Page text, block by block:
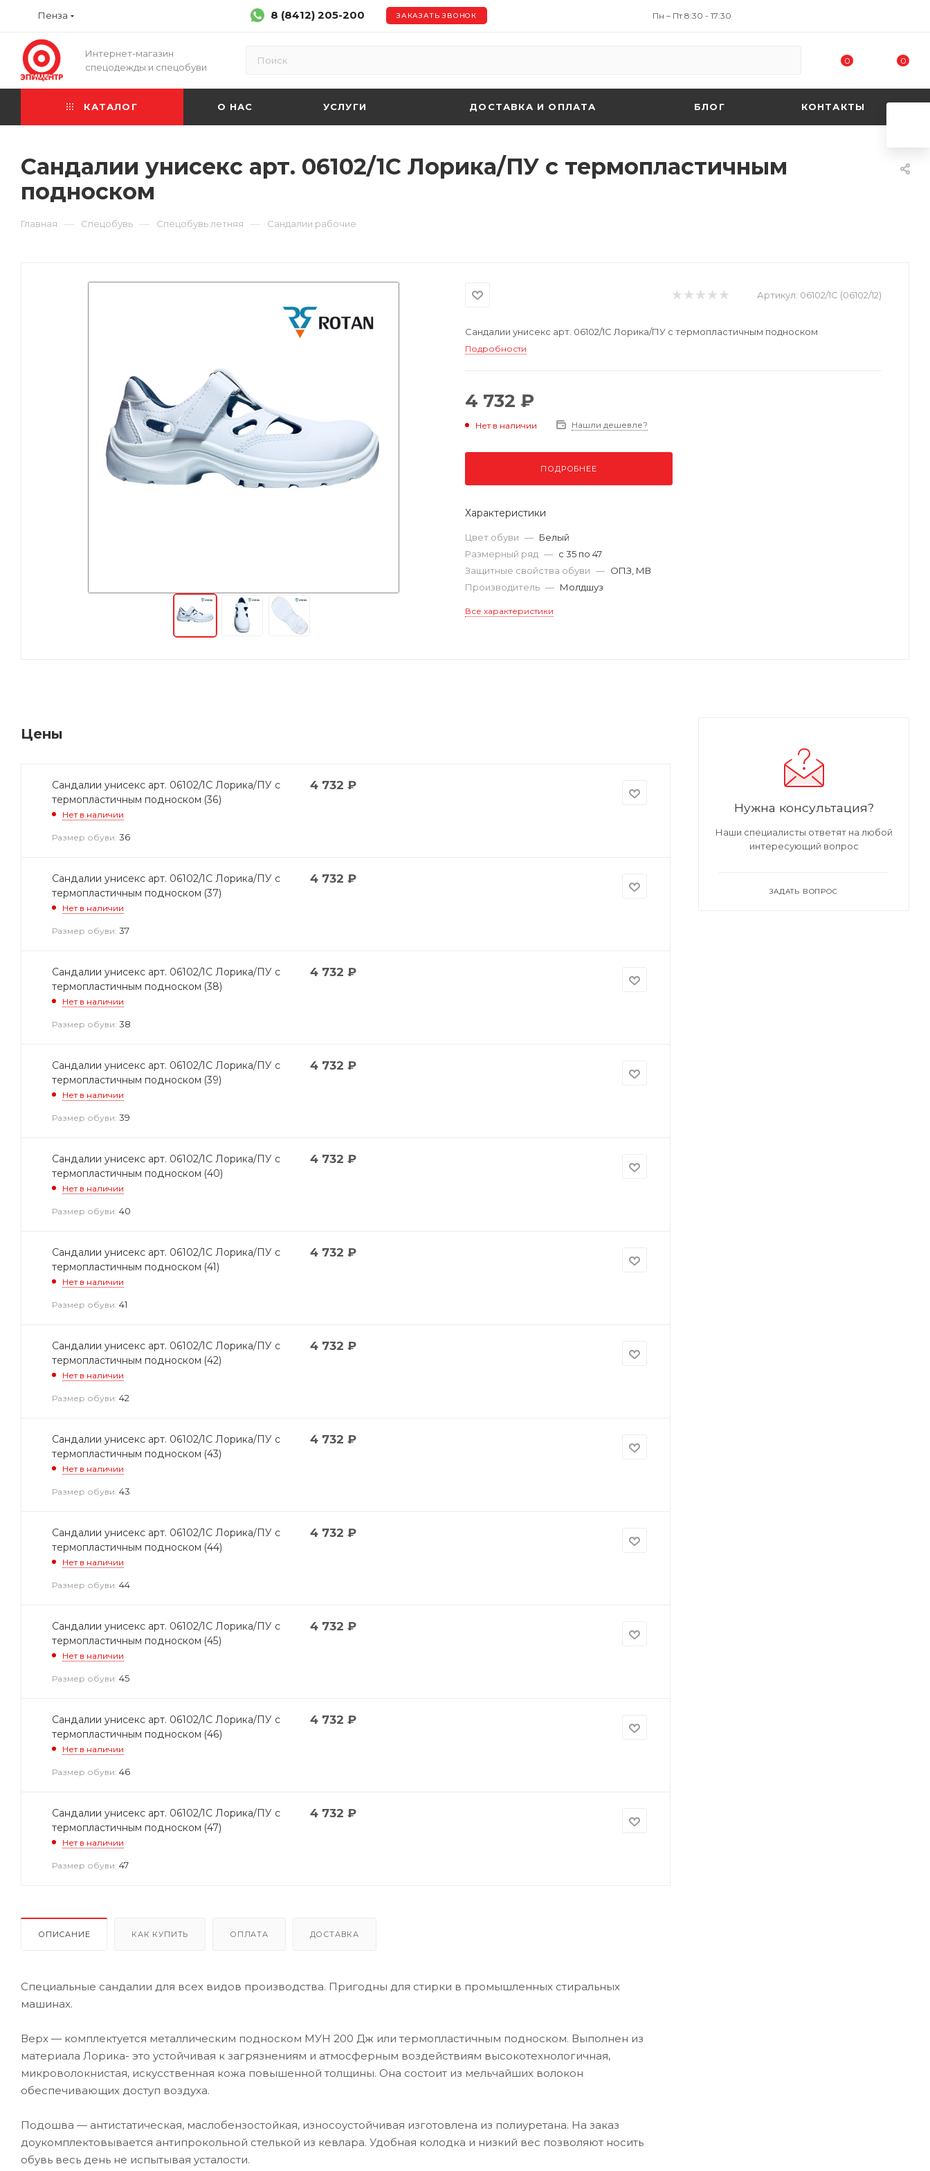
Пенза 8 (8412) 205-200 ЗАКАЗАТЬ ЗВОНОК Пн – Пт 8:30 - 17:30
Интернет-магазин
спецодежды и спецобуви
0 0
КАТАЛОГ О НАС УСЛУГИ ДОСТАВКА И ОПЛАТА БЛОГ КОНТАКТЫ
Сандалии унисекс арт. 06102/1С Лорика/ПУ с термопластичным
подноском
Главная — Спецобувь — Спецобувь летняя — Сандалии рабочие
Артикул: 06102/1С (06102/12)
Сандалии унисекс арт. 06102/1С Лорика/ПУ с термопластичным подноском
Подробности
4 732 ₽
Нет в наличии Нашли дешевле?
ПОДРОБНЕЕ
Характеристики
Цвет обуви — Белый
Размерный ряд — с 35 по 47
Защитные свойства обуви — ОПЗ, МВ
Производитель — Молдшуз
Все характеристики
Цены
Сандалии унисекс арт. 06102/1С Лорика/ПУ с
термопластичным подноском (36)
Нет в наличии
Размер обуви: 36
4 732 ₽
Сандалии унисекс арт. 06102/1С Лорика/ПУ с
термопластичным подноском (37)
Нет в наличии
Размер обуви: 37
4 732 ₽
Сандалии унисекс арт. 06102/1С Лорика/ПУ с
термопластичным подноском (38)
Нет в наличии
Размер обуви: 38
4 732 ₽
Сандалии унисекс арт. 06102/1С Лорика/ПУ с
термопластичным подноском (39)
Нет в наличии
Размер обуви: 39
4 732 ₽
Сандалии унисекс арт. 06102/1С Лорика/ПУ с
термопластичным подноском (40)
Нет в наличии
Размер обуви: 40
4 732 ₽
Сандалии унисекс арт. 06102/1С Лорика/ПУ с
термопластичным подноском (41)
Нет в наличии
Размер обуви: 41
4 732 ₽
Сандалии унисекс арт. 06102/1С Лорика/ПУ с
термопластичным подноском (42)
Нет в наличии
Размер обуви: 42
4 732 ₽
Сандалии унисекс арт. 06102/1С Лорика/ПУ с
термопластичным подноском (43)
Нет в наличии
Размер обуви: 43
4 732 ₽
Сандалии унисекс арт. 06102/1С Лорика/ПУ с
термопластичным подноском (44)
Нет в наличии
Размер обуви: 44
4 732 ₽
Сандалии унисекс арт. 06102/1С Лорика/ПУ с
термопластичным подноском (45)
Нет в наличии
Размер обуви: 45
4 732 ₽
Сандалии унисекс арт. 06102/1С Лорика/ПУ с
термопластичным подноском (46)
Нет в наличии
Размер обуви: 46
4 732 ₽
Сандалии унисекс арт. 06102/1С Лорика/ПУ с
термопластичным подноском (47)
Нет в наличии
Размер обуви: 47
4 732 ₽
ОПИСАНИЕ КАК КУПИТЬ ОПЛАТА ДОСТАВКА
Специальные сандалии для всех видов производства. Пригодны для стирки в промышленных стиральных
машинах.
Верх — комплектуется металлическим подноском МУН 200 Дж или термопластичным подноском. Выполнен из
материала Лорика- это устойчивая к загрязнениям и атмосферным воздействиям высокотехнологичная,
микроволокнистая, искусственная кожа повышенной толщины. Она состоит из мельчайших волокон
обеспечивающих доступ воздуха.
Подошва — антистатическая, маслобензостойкая, износоустойчивая изготовлена из полиуретана. На заказ
доукомплектовывается антипрокольной стелькой из кевлара. Удобная колодка и низкий вес позволяют носить
обувь весь день не испытывая усталости.
Нужна консультация?
Наши специалисты ответят на любой
интересующий вопрос
ЗАДАТЬ ВОПРОС